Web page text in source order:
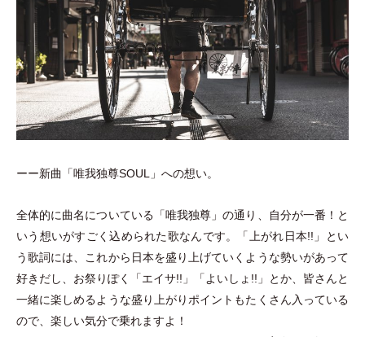
ーー新曲 「唯我独尊SOUL 」 への想い。
全体的に曲名についている 「唯我独尊 」の通り、自分が一番！と
いう想いがすごく込められた歌なんです。
「上がれ日本!! 」
とい
う歌詞には、これから日本を盛り上げていくような勢いがあって
好きだし、お祭りぽく
「エイサ!! 」 「よいしょ!! 」
とか、皆さんと
一緒に楽しめるような盛り上がりポイントもたくさん入っている
ので、楽しい気分で乗れますよ！